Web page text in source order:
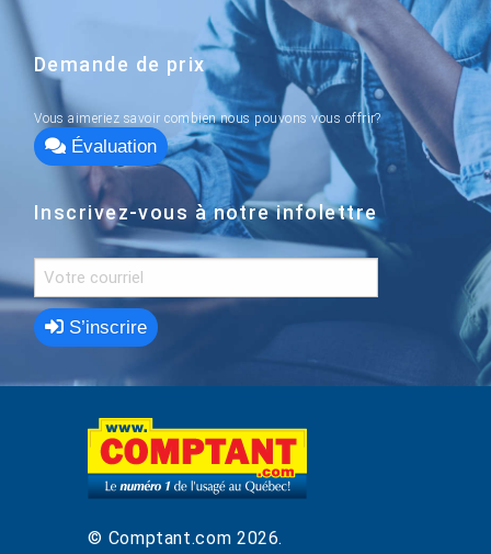
Demande de prix
Vous aimeriez savoir combien nous pouvons vous offrir?
Évaluation
Inscrivez-vous à notre infolettre
S’inscrire
© Comptant.com 2026.